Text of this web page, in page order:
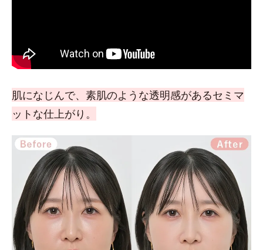
肌になじんで、素肌のような透明感があるセミマ
ットな仕上がり。